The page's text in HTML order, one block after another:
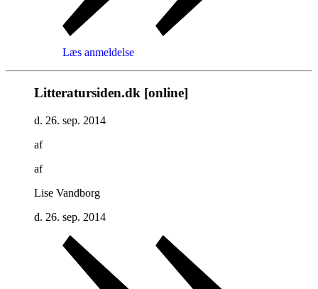
Læs anmeldelse
Litteratursiden.dk [online]
d. 26. sep. 2014
af
af
Lise Vandborg
d. 26. sep. 2014